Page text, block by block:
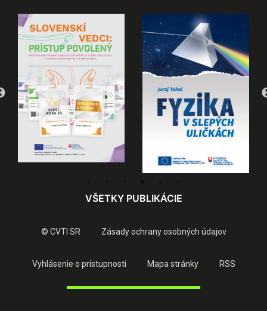
VŠETKY PUBLIKÁCIE
© CVTI SR Zásady ochrany osobných údajov
Vyhlásenie o prístupnosti Mapa stránky RSS